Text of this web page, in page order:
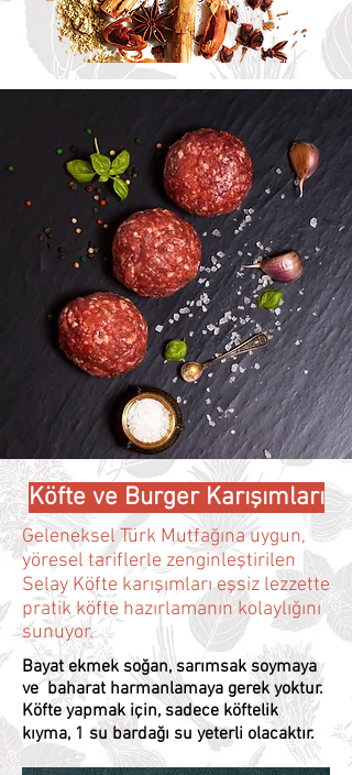
Köfte ve Burger Karışımları
Geleneksel Türk Mutfağına uygun,
yöresel tariflerle zenginleştirilen
Selay Köfte karışımları eşsiz lezzette
pratik köfte hazırlamanın kolaylığını
sunuyor.
Bayat ekmek soğan, sarımsak soymaya
ve baharat harmanlamaya gerek yoktur.
Köfte yapmak için, sadece köftelik
kıyma, 1 su bardağı su yeterli olacaktır.